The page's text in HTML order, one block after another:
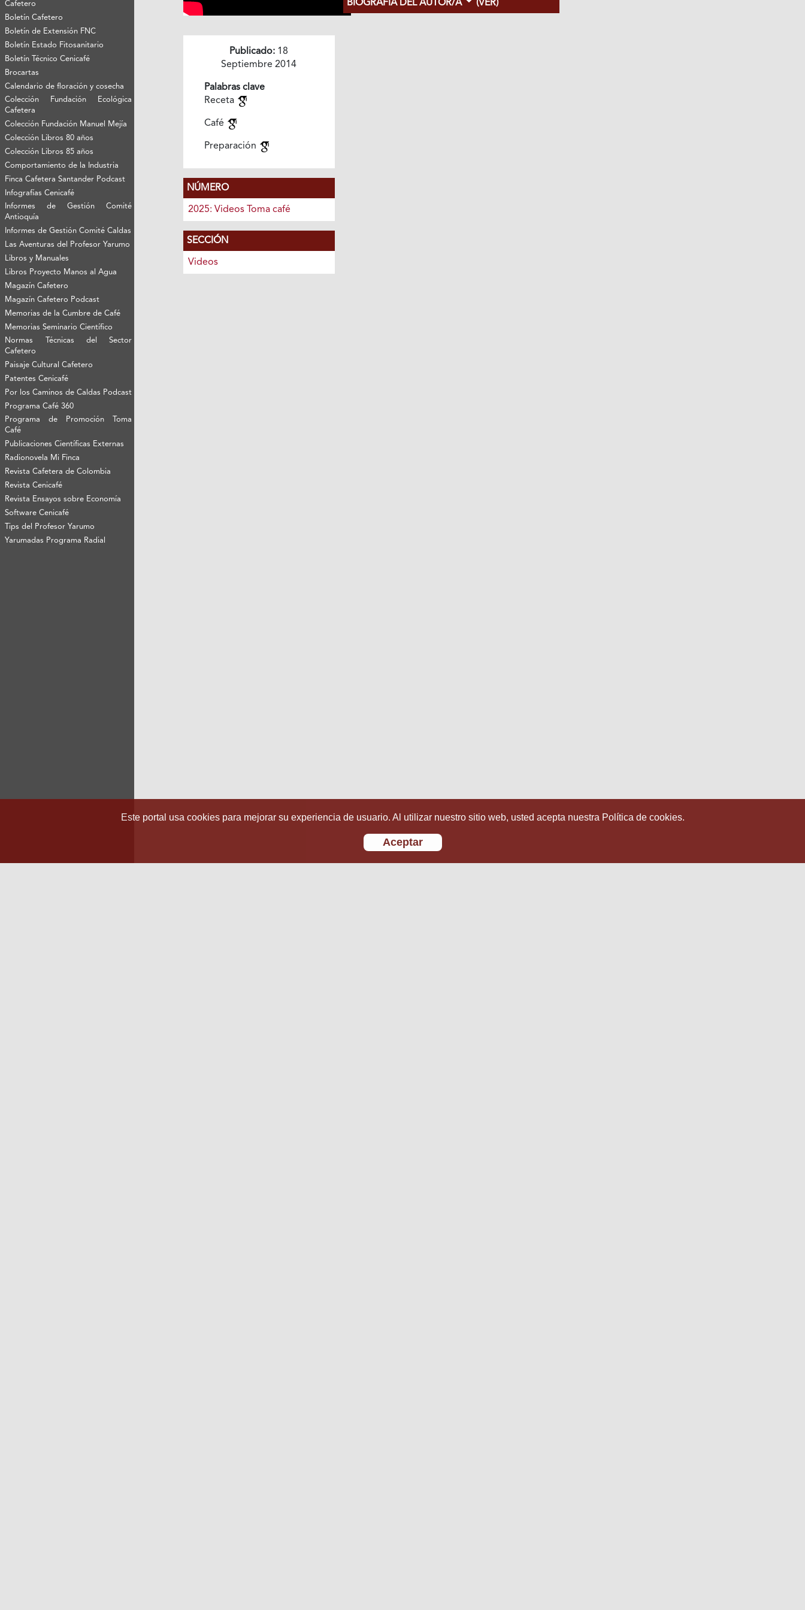
Cafetero
Boletín Cafetero
Boletín de Extensión FNC
Boletín Estado Fitosanitario
Boletín Técnico Cenicafé
Brocartas
Calendario de floración y cosecha
Colección Fundación Ecológica
Cafetera
Colección Fundación Manuel Mejía
Colección Libros 80 años
Colección Libros 85 años
Comportamiento de la Industria
Finca Cafetera Santander Podcast
Infografías Cenicafé
Informes de Gestión Comité
Antioquía
Informes de Gestión Comité Caldas
Las Aventuras del Profesor Yarumo
Libros y Manuales
Libros Proyecto Manos al Agua
Magazín Cafetero
Magazín Cafetero Podcast
Memorias de la Cumbre de Café
Memorias Seminario Científico
Normas Técnicas del Sector
Cafetero
Paisaje Cultural Cafetero
Patentes Cenicafé
Por los Caminos de Caldas Podcast
Programa Café 360
Programa de Promoción Toma
Café
Publicaciones Científicas Externas
Radionovela Mi Finca
Revista Cafetera de Colombia
Revista Cenicafé
Revista Ensayos sobre Economía
Software Cenicafé
Tips del Profesor Yarumo
Yarumadas Programa Radial
Publicado: 18
Septiembre 2014
Palabras clave
Receta
Café
Preparación
NÚMERO
2025: Videos Toma café
SECCIÓN
Videos
BIOGRAFÍA DEL AUTOR/A (VER)
Este portal usa cookies para mejorar su experiencia de usuario. Al utilizar nuestro sitio web, usted acepta nuestra Política de cookies.
Aceptar